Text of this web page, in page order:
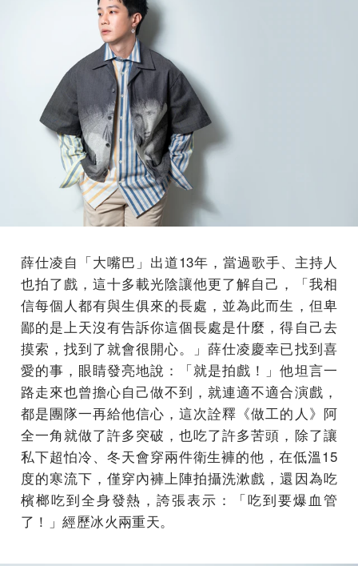
薛仕凌自「大嘴巴」出道13年，當過歌手、主持人
也拍了戲，這十多載光陰讓他更了解自己，「我相
信每個人都有與生俱來的長處，並為此而生，但卑
鄙的是上天沒有告訴你這個長處是什麼，得自己去
摸索，找到了就會很開心。」薛仕凌慶幸已找到喜
愛的事，眼睛發亮地說：「就是拍戲！」他坦言一
路走來也曾擔心自己做不到，就連適不適合演戲，
都是團隊一再給他信心，這次詮釋《做工的人》阿
全一角就做了許多突破，也吃了許多苦頭，除了讓
私下超怕冷、冬天會穿兩件衛生褲的他，在低溫15
度的寒流下，僅穿內褲上陣拍攝洗漱戲，還因為吃
檳榔吃到全身發熱，誇張表示：「吃到要爆血管
了！」經歷冰火兩重天。